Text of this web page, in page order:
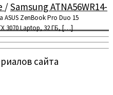
ZenBook Pro Duo 15
3070 Laptop, 32 ГБ, […]
/Samsung ATNA56WR14-
сайта